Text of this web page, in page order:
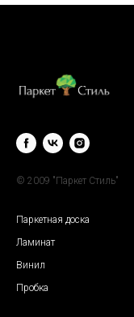
© 2009 "Паркет Стиль"
Паркетная доска
Ламинат
Винил
Пробка